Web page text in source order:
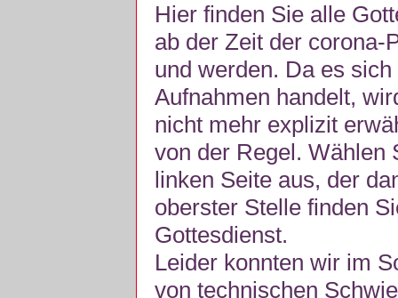
Hier finden Sie alle
ab der Zeit der corona-
und werden. Da es
Aufnahmen handelt,
nicht mehr explizit
von der Regel. Wählen
linken Seite aus, der
oberster Stelle finden
Gottesdienst.
Leider konnten wir im
von technischen